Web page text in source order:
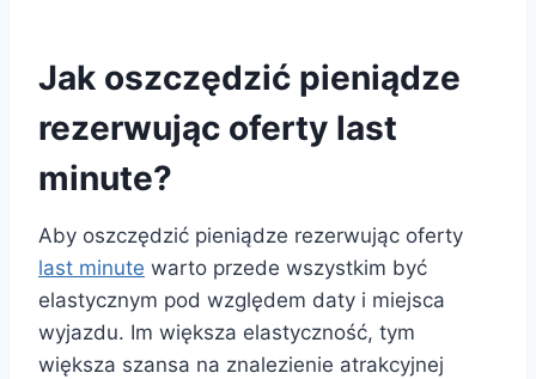
Jak oszczędzić pieniądze
rezerwując oferty last
minute?
Aby oszczędzić pieniądze rezerwując oferty
last minute warto przede wszystkim być
elastycznym pod względem daty i miejsca
wyjazdu. Im większa elastyczność, tym
większa szansa na znalezienie atrakcyjnej